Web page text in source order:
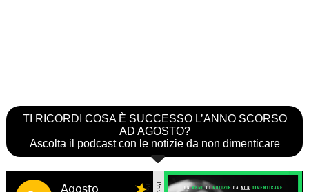
TI RICORDI COSA È SUCCESSO L’ANNO SCORSO
AD AGOSTO?
Ascolta il podcast con le notizie da non dimenticare